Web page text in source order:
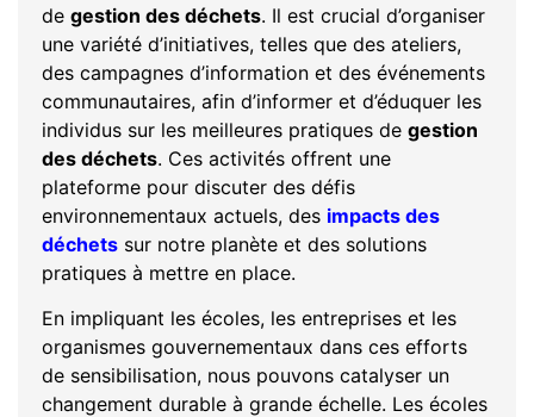
de gestion des déchets. Il est crucial d’organiser
une variété d’initiatives, telles que des ateliers,
des campagnes d’information et des événements
communautaires, afin d’informer et d’éduquer les
individus sur les meilleures pratiques de gestion
des déchets. Ces activités offrent une
plateforme pour discuter des défis
environnementaux actuels, des impacts des
déchets sur notre planète et des solutions
pratiques à mettre en place.
En impliquant les écoles, les entreprises et les
organismes gouvernementaux dans ces efforts
de sensibilisation, nous pouvons catalyser un
changement durable à grande échelle. Les écoles